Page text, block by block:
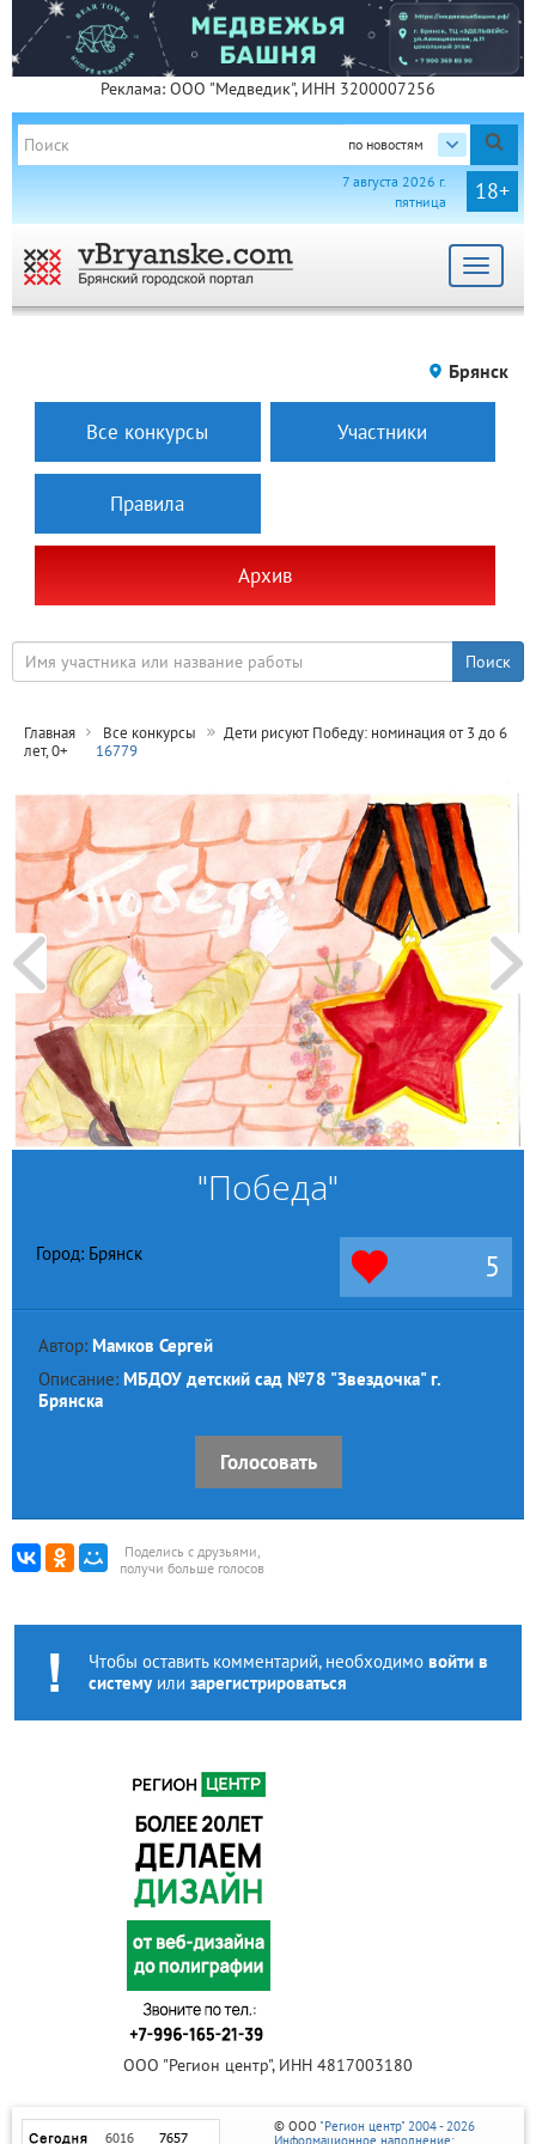
Реклама: ООО "Медведик", ИНН 3200007256
по новостям
18+
7 августа 2026 г.
пятница
Toggle
Брянск
Все конкурсы Участники
Правила
Архив
Главная Все конкурсы
Дети рисуют Победу: номинация от 3 до 6
лет, 0+
16779
"Победа"
Город: Брянск 5
Автор: Мамков Сергей
Описание: МБДОУ детский сад №78 "Звездочка" г.
Брянска
Голосовать
Поделись с друзьями,
получи больше голосов
Чтобы оставить комментарий, необходимо войти в
системуили зарегистрироваться
ООО "Регион центр", ИНН 4817003180
© ООО "Регион центр" 2004 - 2026
Информационное наполнение: